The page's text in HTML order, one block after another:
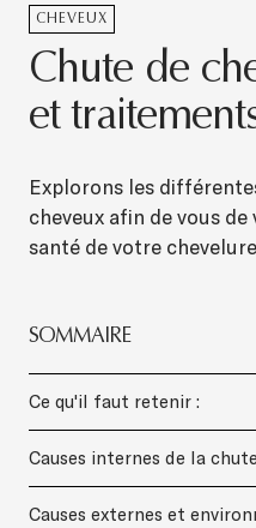
CHEVEUX
Chute de
et
Explorons les
cheveux afin de vous
santé de votre
SOMMAIRE
Ce qu'il faut retenir :
Causes internes de la
Causes externes et